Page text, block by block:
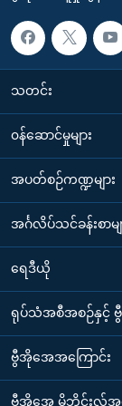
သတင်း
၀န်ဆောင်မှုများ
အပတ်စဉ်ကဏ္ဍများ
အင်္ဂလိပ်သင်ခန်းစာမျ
ရေဒီယို
ရုပ်သံအစီအစဉ်နှင့် ဗွီ
ဗွီအိုအေအကြောင်း
ဗွီအိုအေ မိုဘိုင်းလ်အ